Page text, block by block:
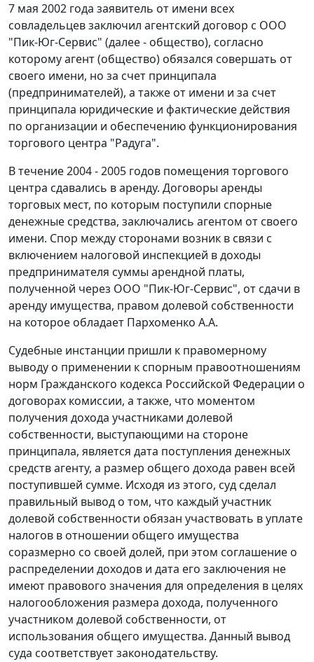
7 мая 2002 года заявитель от имени всех
совладельцев заключил агентский договор с ООО
"Пик-Юг-Сервис" (далее - общество), согласно
которому агент (общество) обязался совершать от
своего имени, но за счет принципала
(предпринимателей), а также от имени и за счет
принципала юридические и фактические действия
по организации и обеспечению функционирования
торгового центра "Радуга".
В течение 2004 - 2005 годов помещения торгового
центра сдавались в аренду. Договоры аренды
торговых мест, по которым поступили спорные
денежные средства, заключались агентом от своего
имени. Спор между сторонами возник в связи с
включением налоговой инспекцией в доходы
предпринимателя суммы арендной платы,
полученной через ООО "Пик-Юг-Сервис", от сдачи в
аренду имущества, правом долевой собственности
на которое обладает Пархоменко А.А.
Судебные инстанции пришли к правомерному
выводу о применении к спорным правоотношениям
норм Гражданского кодекса Российской Федерации о
договорах комиссии, а также, что моментом
получения дохода участниками долевой
собственности, выступающими на стороне
принципала, является дата поступления денежных
средств агенту, а размер общего дохода равен всей
поступившей сумме. Исходя из этого, суд сделал
правильный вывод о том, что каждый участник
долевой собственности обязан участвовать в уплате
налогов в отношении общего имущества
соразмерно со своей долей, при этом соглашение о
распределении доходов и дата его заключения не
имеют правового значения для определения в целях
налогообложения размера дохода, полученного
участником долевой собственности, от
использования общего имущества. Данный вывод
суда соответствует законодательству.